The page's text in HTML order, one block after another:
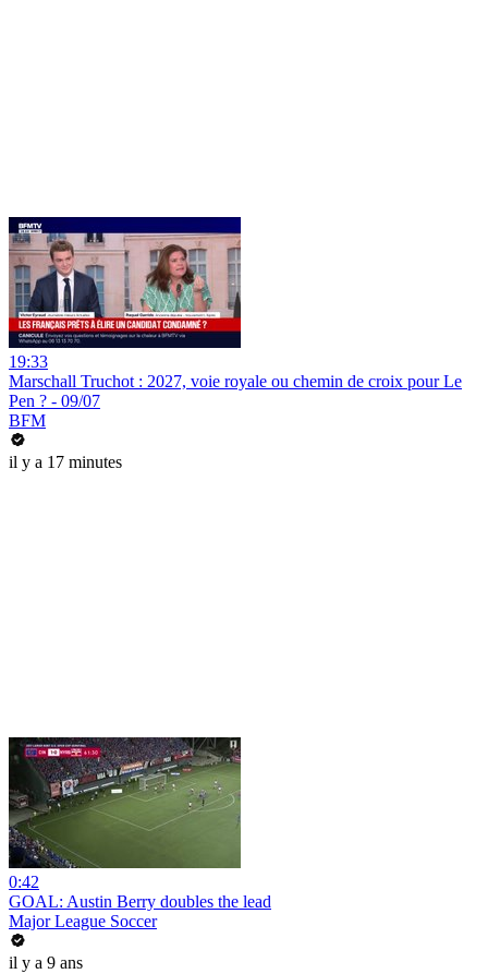
19:33
Marschall Truchot : 2027, voie royale ou chemin de croix pour Le
Pen ? - 09/07
BFM
il y a 17 minutes
0:42
GOAL: Austin Berry doubles the lead
Major League Soccer
il y a 9 ans